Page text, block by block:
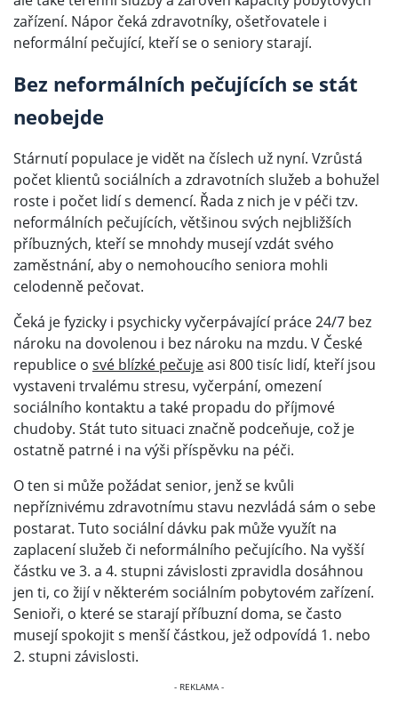
zařízení. Nápor čeká zdravotníky, ošetřovatele i
neformální pečující, kteří se o seniory starají.
Bez neformálních pečujících se stát
neobejde
Stárnutí populace je vidět na číslech už nyní. Vzrůstá
počet klientů sociálních a zdravotních služeb a bohužel
roste i počet lidí s demencí. Řada z nich je v péči tzv.
neformálních pečujících, většinou svých nejbližších
příbuzných, kteří se mnohdy musejí vzdát svého
zaměstnání, aby o nemohoucího seniora mohli
celodenně pečovat.
Čeká je fyzicky i psychicky vyčerpávající práce 24/7 bez
nároku na dovolenou i bez nároku na mzdu. V České
republice o své blízké pečujeasi 800 tisíc lidí, kteří jsou
vystaveni trvalému stresu, vyčerpání, omezení
sociálního kontaktu a také propadu do příjmové
chudoby. Stát tuto situaci značně podceňuje, což je
ostatně patrné i na výši příspěvku na péči.
O ten si může požádat senior, jenž se kvůli
nepříznivému zdravotnímu stavu nezvládá sám o sebe
postarat. Tuto sociální dávku pak může využít na
zaplacení služeb či neformálního pečujícího. Na vyšší
částku ve 3. a 4. stupni závislosti zpravidla dosáhnou
jen ti, co žijí v některém sociálním pobytovém zařízení.
Senioři, o které se starají příbuzní doma, se často
musejí spokojit s menší částkou, jež odpovídá 1. nebo
2. stupni závislosti.